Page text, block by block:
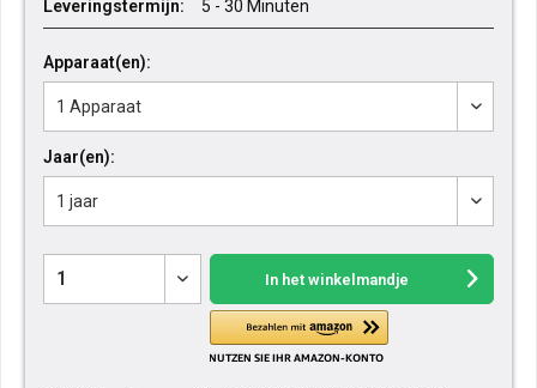
Leveringstermijn:
5 - 30 Minuten
Apparaat(en):
Jaar(en):
In het winkelmandje